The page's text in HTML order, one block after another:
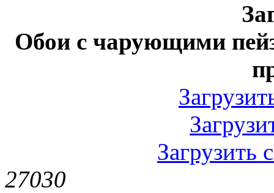
Обои с чарующими
Загрузить
27030